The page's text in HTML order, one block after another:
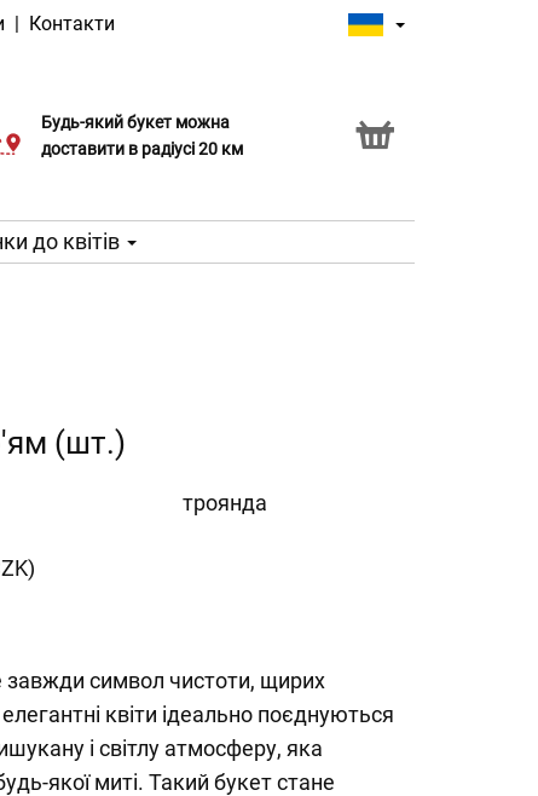
| Контакти
Будь-який букет можна
доставити в радіусі 20 км
Послуга Click & Collect
до квітів
(шт.)
троянда
завжди символ чистоти, щирих
елегантні квіти ідеально поєднуються
і світлу атмосферу, яка
якої миті. Такий букет стане